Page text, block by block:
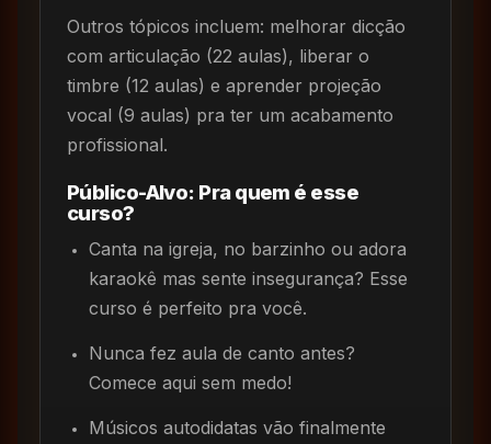
Outros tópicos incluem: melhorar dicção
com articulação (22 aulas), liberar o
timbre (12 aulas) e aprender projeção
vocal (9 aulas) pra ter um acabamento
profissional.
Público-Alvo: Pra quem é esse
curso?
Canta na igreja, no barzinho ou adora
karaokê mas sente insegurança? Esse
curso é perfeito pra você.
Nunca fez aula de canto antes?
Comece aqui sem medo!
Músicos autodidatas vão finalmente